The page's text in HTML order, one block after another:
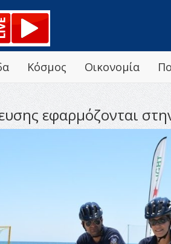
Κόσμος Οικονομία
εφαρμόζονται